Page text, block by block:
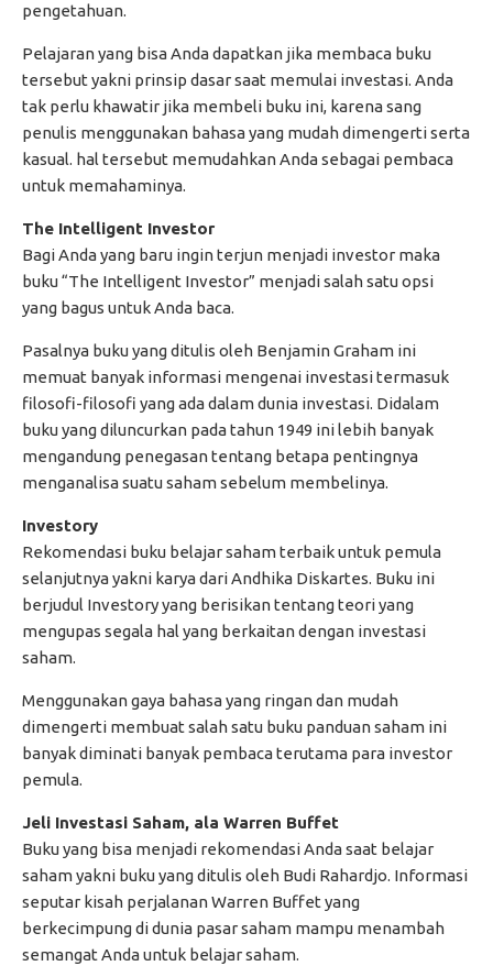
pengetahuan.
Pelajaran yang bisa Anda dapatkan jika membaca buku
tersebut yakni prinsip dasar saat memulai investasi. Anda
tak perlu khawatir jika membeli buku ini, karena sang
penulis menggunakan bahasa yang mudah dimengerti serta
kasual. hal tersebut memudahkan Anda sebagai pembaca
untuk memahaminya.
The Intelligent Investor
Bagi Anda yang baru ingin terjun menjadi investor maka
buku “The Intelligent Investor” menjadi salah satu opsi
yang bagus untuk Anda baca.
Pasalnya buku yang ditulis oleh Benjamin Graham ini
memuat banyak informasi mengenai investasi termasuk
filosofi-filosofi yang ada dalam dunia investasi. Didalam
buku yang diluncurkan pada tahun 1949 ini lebih banyak
mengandung penegasan tentang betapa pentingnya
menganalisa suatu saham sebelum membelinya.
Investory
Rekomendasi buku belajar saham terbaik untuk pemula
selanjutnya yakni karya dari Andhika Diskartes. Buku ini
berjudul Investory yang berisikan tentang teori yang
mengupas segala hal yang berkaitan dengan investasi
saham.
Menggunakan gaya bahasa yang ringan dan mudah
dimengerti membuat salah satu buku panduan saham ini
banyak diminati banyak pembaca terutama para investor
pemula.
Jeli Investasi Saham, ala Warren Buffet
Buku yang bisa menjadi rekomendasi Anda saat belajar
saham yakni buku yang ditulis oleh Budi Rahardjo. Informasi
seputar kisah perjalanan Warren Buffet yang
berkecimpung di dunia pasar saham mampu menambah
semangat Anda untuk belajar saham.